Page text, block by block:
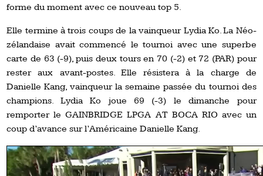
forme du moment avec ce nouveau top 5.
Elle termine à trois coups de la vainqueur Lydia Ko. La Néo-
zélandaise avait commencé le tournoi avec une superbe
carte de 63 (-9), puis deux tours en 70 (-2) et 72 (PAR) pour
rester aux avant-postes. Elle résistera à la charge de
Danielle Kang, vainqueur la semaine passée du tournoi des
champions. Lydia Ko joue 69 (-3) le dimanche pour
remporter le GAINBRIDGE LPGA AT BOCA RIO avec un
coup d’avance sur l’Américaine Danielle Kang.